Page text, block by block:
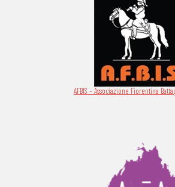
AFBIS – Associazione Fiorentina